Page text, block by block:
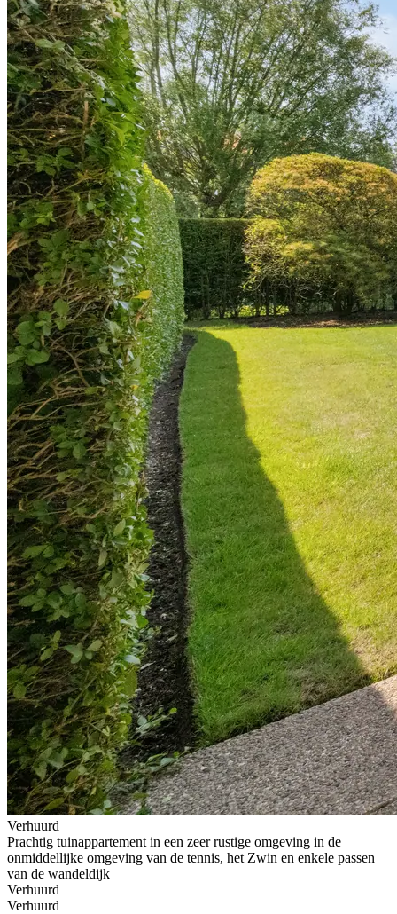
Verhuurd
Prachtig tuinappartement in een zeer rustige omgeving in de
onmiddellijke omgeving van de tennis, het Zwin en enkele passen
van de wandeldijk
Verhuurd
Verhuurd